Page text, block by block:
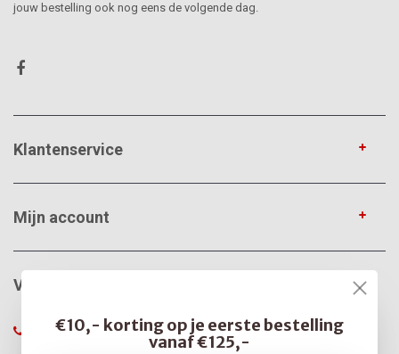
jouw bestelling ook nog eens de volgende dag.
Klantenservice
Mijn account
VerfonlineXL
085-0666375
€10,- korting op je eerste bestelling
vanaf €125,-